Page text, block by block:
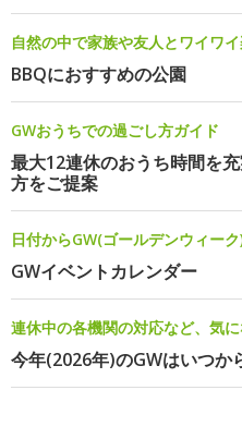
自然の中で家族や友人とワイワイ
BBQにおすすめの公園
GWおうちでの過ごし方ガイド
最大12連休のおうち時間を
方をご提案
日付からGW(ゴールデンウィー
GWイベントカレンダー
連休中の各機関の対応など、気
今年(2026年)のGWはいつか